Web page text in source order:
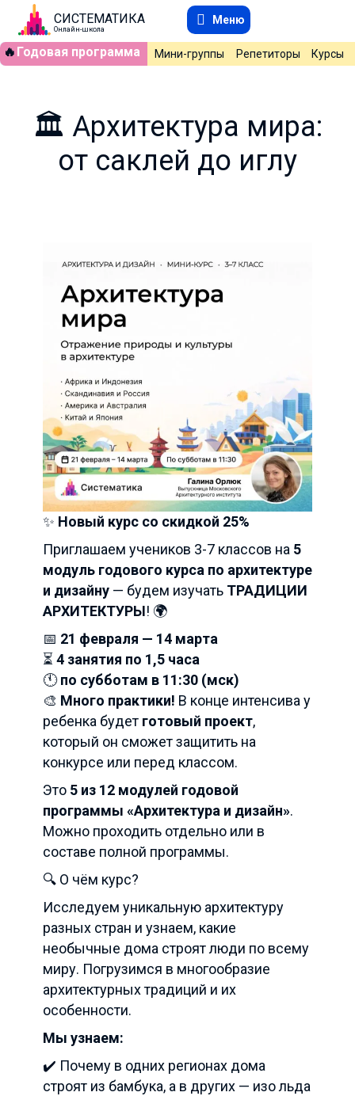
СИСТЕМАТИКА
Онлайн-школа
Меню
🔥 Годовая программа Мини-группы Репетиторы Курсы
🏛️ Архитектура мира:
от саклей до иглу
✨ Новый курс со скидкой 25%
Приглашаем учеников 3-7 классов на 5
модуль годового курса по архитектуре
и дизайну — будем изучать ТРАДИЦИИ
АРХИТЕКТУРЫ! 🌍
📅 21 февраля — 14 марта
⏳ 4 занятия по 1,5 часа
🕚по субботам в 11:30 (мск)
🎨 Много практики! В конце интенсива у
ребенка будет готовый проект,
который он сможет защитить на
конкурсе или перед классом.
Это 5 из 12 модулей годовой
программы «Архитектура и дизайн».
Можно проходить отдельно или в
составе полной программы.
🔍 О чём курс?
Исследуем уникальную архитектуру
разных стран и узнаем, какие
необычные дома строят люди по всему
миру. Погрузимся в многообразие
архитектурных традиций и их
особенности.
Мы узнаем:
✔️ Почему в одних регионах дома
строят из бамбука, а в других — изо льда